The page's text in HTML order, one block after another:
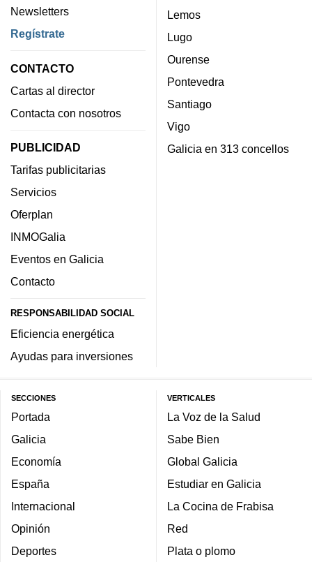
Newsletters
Regístrate
CONTACTO
Cartas al director
Contacta con nosotros
PUBLICIDAD
Tarifas publicitarias
Servicios
Oferplan
INMOGalia
Eventos en Galicia
Contacto
RESPONSABILIDAD SOCIAL
Eficiencia energética
Ayudas para inversiones
Lemos
Lugo
Ourense
Pontevedra
Santiago
Vigo
Galicia en 313 concellos
SECCIONES
Portada
Galicia
Economía
España
Internacional
Opinión
Deportes
VERTICALES
La Voz de la Salud
Sabe Bien
Global Galicia
Estudiar en Galicia
La Cocina de Frabisa
Red
Plata o plomo